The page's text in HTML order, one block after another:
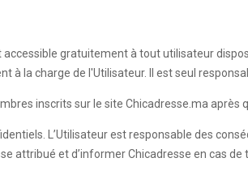
accessible gratuitement à tout utilisateur
à la charge de l'Utilisateur. Il est seul
inscrits sur le site Chicadresse.ma
L’Utilisateur est responsable des
attribué et d’informer Chicadresse en cas